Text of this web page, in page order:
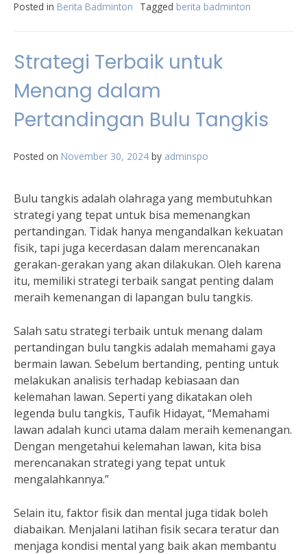
Posted in Berita Badminton Tagged berita badminton
Strategi Terbaik untuk
Menang dalam
Pertandingan Bulu Tangkis
Posted on November 30, 2024 by adminspo
Bulu tangkis adalah olahraga yang membutuhkan
strategi yang tepat untuk bisa memenangkan
pertandingan. Tidak hanya mengandalkan kekuatan
fisik, tapi juga kecerdasan dalam merencanakan
gerakan-gerakan yang akan dilakukan. Oleh karena
itu, memiliki strategi terbaik sangat penting dalam
meraih kemenangan di lapangan bulu tangkis.
Salah satu strategi terbaik untuk menang dalam
pertandingan bulu tangkis adalah memahami gaya
bermain lawan. Sebelum bertanding, penting untuk
melakukan analisis terhadap kebiasaan dan
kelemahan lawan. Seperti yang dikatakan oleh
legenda bulu tangkis, Taufik Hidayat, “Memahami
lawan adalah kunci utama dalam meraih kemenangan.
Dengan mengetahui kelemahan lawan, kita bisa
merencanakan strategi yang tepat untuk
mengalahkannya.”
Selain itu, faktor fisik dan mental juga tidak boleh
diabaikan. Menjalani latihan fisik secara teratur dan
menjaga kondisi mental yang baik akan membantu